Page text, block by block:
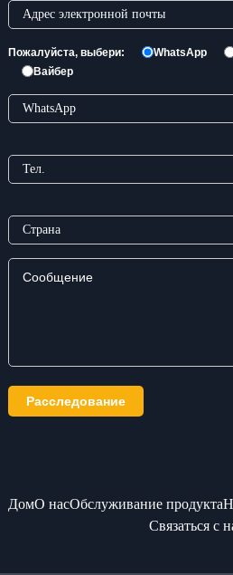
Пожалуйста, выбери: WhatsApp
Вайбер
ДомО насОбслуживание продукта
Связаться с